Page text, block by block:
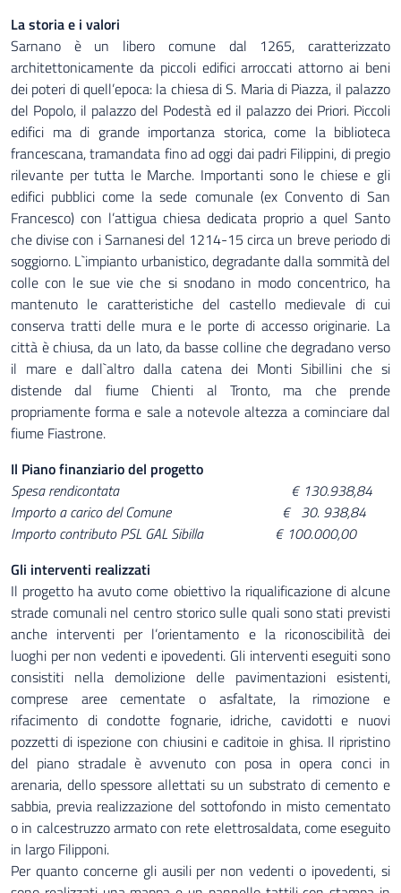
La storia e i valori
Sarnano è un libero comune dal 1265, caratterizzato
architettonicamente da piccoli edifici arroccati attorno ai beni
dei poteri di quell’epoca: la chiesa di S. Maria di Piazza, il palazzo
del Popolo, il palazzo del Podestà ed il palazzo dei Priori. Piccoli
edifici ma di grande importanza storica, come la biblioteca
francescana, tramandata fino ad oggi dai padri Filippini, di pregio
rilevante per tutta le Marche. Importanti sono le chiese e gli
edifici pubblici come la sede comunale (ex Convento di San
Francesco) con l’attigua chiesa dedicata proprio a quel Santo
che divise con i Sarnanesi del 1214-15 circa un breve periodo di
soggiorno. L`impianto urbanistico, degradante dalla sommità del
colle con le sue vie che si snodano in modo concentrico, ha
mantenuto le caratteristiche del castello medievale di cui
conserva tratti delle mura e le porte di accesso originarie. La
città è chiusa, da un lato, da basse colline che degradano verso
il mare e dall`altro dalla catena dei Monti Sibillini che si
distende dal fiume Chienti al Tronto, ma che prende
propriamente forma e sale a notevole altezza a cominciare dal
fiume Fiastrone.
Il Piano finanziario del progetto
Spesa rendicontata € 130.938,84
Importo a carico del Comune € 30. 938,84
Importo contributo PSL GAL Sibilla € 100.000,00
Gli interventi realizzati
Il progetto ha avuto come obiettivo la riqualificazione di alcune
strade comunali nel centro storico sulle quali sono stati previsti
anche interventi per l’orientamento e la riconoscibilità dei
luoghi per non vedenti e ipovedenti. Gli interventi eseguiti sono
consistiti nella demolizione delle pavimentazioni esistenti,
comprese aree cementate o asfaltate, la rimozione e
rifacimento di condotte fognarie, idriche, cavidotti e nuovi
pozzetti di ispezione con chiusini e caditoie in ghisa. Il ripristino
del piano stradale è avvenuto con posa in opera conci in
arenaria, dello spessore allettati su un substrato di cemento e
sabbia, previa realizzazione del sottofondo in misto cementato
o in calcestruzzo armato con rete elettrosaldata, come eseguito
in largo Filipponi.
Per quanto concerne gli ausili per non vedenti o ipovedenti, si